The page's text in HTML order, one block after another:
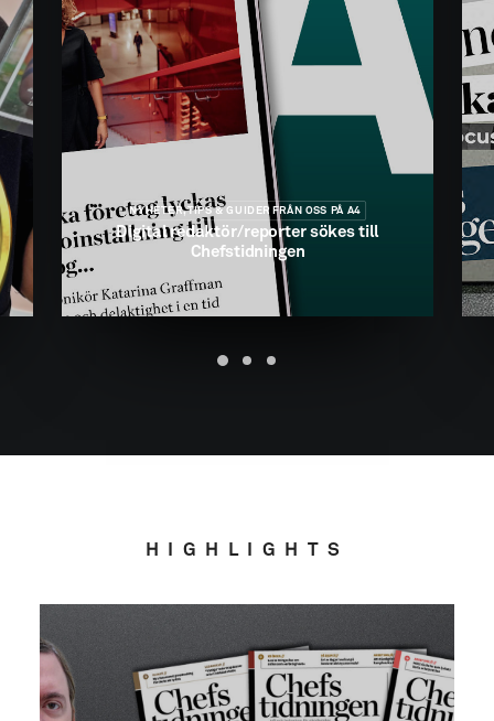
NYHETER, TIPS & GUIDER FRÅN OSS PÅ A4
Digital redaktör/reporter sökes till
Chefstidningen
HIGHLIGHTS